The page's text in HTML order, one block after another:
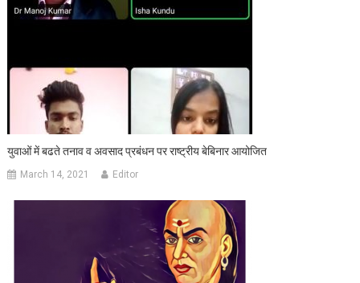
युवाओं में बढते तनाव व अवसाद प्रबंधन पर राष्ट्रीय बेबिनार आयोजित
March 14, 2021 Editor